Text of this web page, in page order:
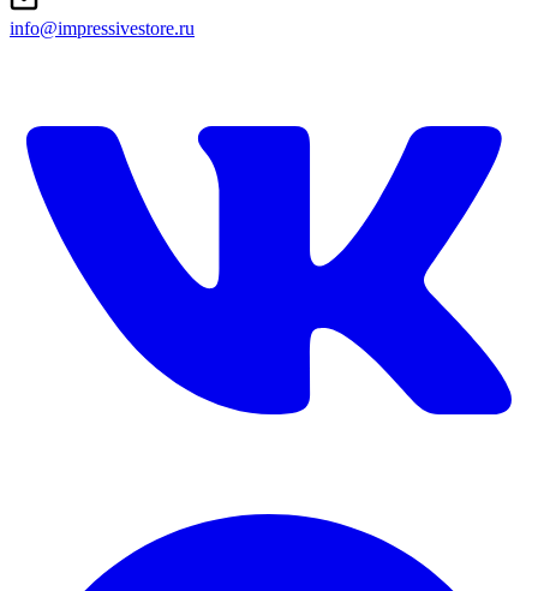
info@impressivestore.ru